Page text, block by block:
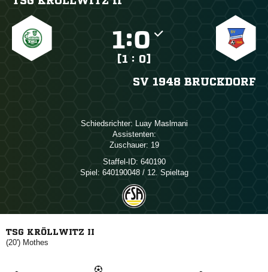
:
[1 : 0]
SV 1948 BRUCKDORF
Schiedsrichter:  
Assistenten:
Zuschauer: 19
Staffel-ID: 640190
Spiel: 640190048 / 12. Spieltag
TSG KRÖLLWITZ II
(20') 